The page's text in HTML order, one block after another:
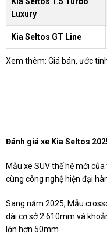
Luxury
Kia Seltos GT Line
Xem thêm: Giá bán, ước
Đánh giá xe Kia Seltos
Mẫu xe SUV thế hệ mới
cùng công nghệ hiện đại
Sang năm 2025, Mẫu
dài cơ sở 2.610mm và
lớn hơn 50mm